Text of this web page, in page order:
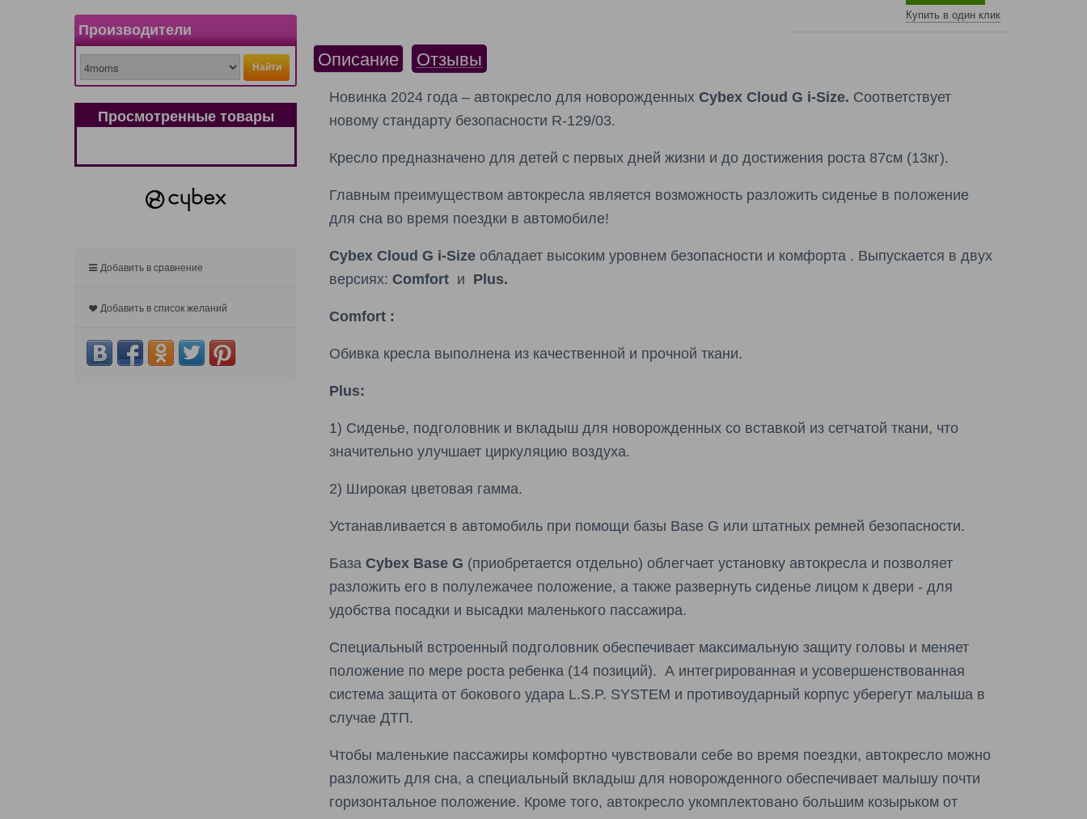
Производители
Найти
Просмотренные товары
Добавить в сравнение
Добавить в список желаний
Купить в один клик
Описание Отзывы
Новинка 2024 года – автокресло для новорожденных Cybex Cloud G i-Size. Соответствует
новому стандарту безопасности R-129/03.
Кресло предназначено для детей с первых дней жизни и до достижения роста 87см (13кг).
Главным преимуществом автокресла является возможность разложить сиденье в положение
для сна во время поездки в автомобиле!
Cybex Cloud G i-Size обладает высоким уровнем безопасности и комфорта . Выпускается в двух
версиях: Comfort и Plus.
Comfort :
Обивка кресла выполнена из качественной и прочной ткани.
Plus:
1) Сиденье, подголовник и вкладыш для новорожденных со вставкой из сетчатой ткани, что
значительно улучшает циркуляцию воздуха.
2) Широкая цветовая гамма.
Устанавливается в автомобиль при помощи базы Base G или штатных ремней безопасности.
База Cybex Base G (приобретается отдельно) облегчает установку автокресла и позволяет
разложить его в полулежачее положение, а также развернуть сиденье лицом к двери - для
удобства посадки и высадки маленького пассажира.
Специальный встроенный подголовник обеспечивает максимальную защиту головы и меняет
положение по мере роста ребенка (14 позиций). А интегрированная и усовершенствованная
система защита от бокового удара L.S.P. SYSTEM и противоударный корпус уберегут малыша в
случае ДТП.
Чтобы маленькие пассажиры комфортно чувствовали себе во время поездки, автокресло можно
разложить для сна, а специальный вкладыш для новорожденного обеспечивает малышу почти
горизонтальное положение. Кроме того, автокресло укомплектовано большим козырьком от